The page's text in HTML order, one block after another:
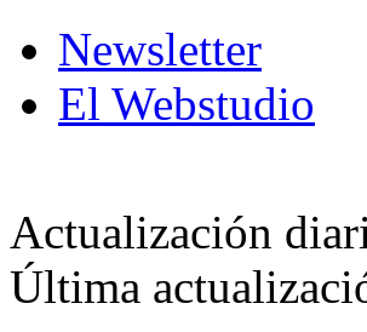
Newsletter
El Webstudio
Actualización
Última